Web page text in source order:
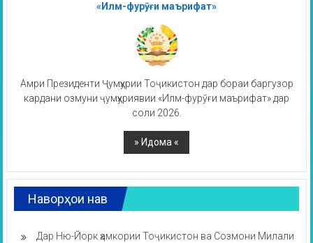
«Илм-фурӯғи маърифат»
Амри Президенти Ҷумҳурии Тоҷикистон дар бораи баргузор
кардани озмуни ҷумҳуриявии «Илм-фурӯғи маърифат» дар
соли 2026.
Наворҳои нав
Дар Ню-Йорк ҳамкории Тоҷикистон ва Созмони Милали